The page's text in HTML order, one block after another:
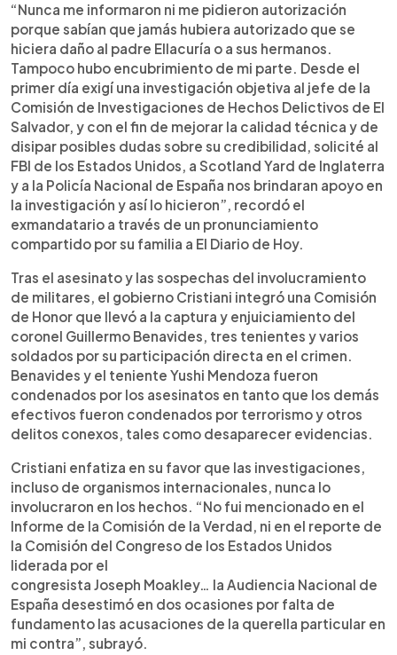
“Nunca me informaron ni me pidieron autorización
porque sabían que jamás hubiera autorizado que se
hiciera daño al padre Ellacuría o a sus hermanos.
Tampoco hubo encubrimiento de mi parte. Desde el
primer día exigí una investigación objetiva al jefe de la
Comisión de Investigaciones de Hechos Delictivos de El
Salvador, y con el fin de mejorar la calidad técnica y de
disipar posibles dudas sobre su credibilidad, solicité al
FBI de los Estados Unidos, a Scotland Yard de Inglaterra
y a la Policía Nacional de España nos brindaran apoyo en
la investigación y así lo hicieron”, recordó el
exmandatario a través de un pronunciamiento
compartido por su familia a El Diario de Hoy.
Tras el asesinato y las sospechas del involucramiento
de militares, el gobierno Cristiani integró una Comisión
de Honor que llevó a la captura y enjuiciamiento del
coronel Guillermo Benavides, tres tenientes y varios
soldados por su participación directa en el crimen.
Benavides y el teniente Yushi Mendoza fueron
condenados por los asesinatos en tanto que los demás
efectivos fueron condenados por terrorismo y otros
delitos conexos, tales como desaparecer evidencias.
Cristiani enfatiza en su favor que las investigaciones,
incluso de organismos internacionales, nunca lo
involucraron en los hechos. “No fui mencionado en el
Informe de la Comisión de la Verdad, ni en el reporte de
la Comisión del Congreso de los Estados Unidos
liderada por el
congresista Joseph Moakley… la Audiencia Nacional de
España desestimó en dos ocasiones por falta de
fundamento las acusaciones de la querella particular en
mi contra”, subrayó.